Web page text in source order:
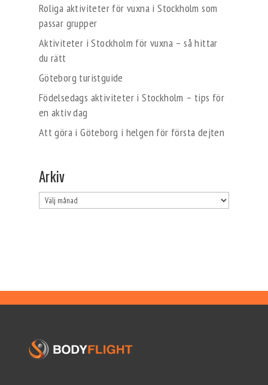
Roliga aktiviteter för vuxna i Stockholm som
passar grupper
Aktiviteter i Stockholm för vuxna – så hittar
du rätt
Göteborg turistguide
Födelsedags aktiviteter i Stockholm – tips för
en aktiv dag
Att göra i Göteborg i helgen för första dejten
Arkiv
Arkiv